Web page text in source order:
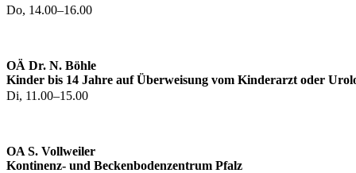
Do, 14.00–16.00
OÄ Dr. N. Böhle
Kinder bis 14 Jahre auf Überweisung vom Kinderarzt oder
Di, 11.00–15.00
OA S. Vollweiler
Kontinenz- und Beckenbodenzentrum Pfalz